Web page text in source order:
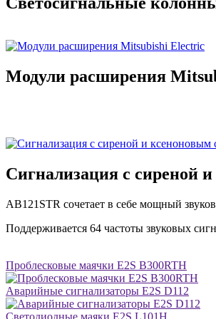
Модули расширения
Сигнализация с сиреной
AB121STR сочетает в себе мощный
Поддерживается 64 частоты звуковых
Проблесковые маячки E2S B300RTH
Аварийные сигнализаторы E2S D112
Светодиодные маяки E2S L101H